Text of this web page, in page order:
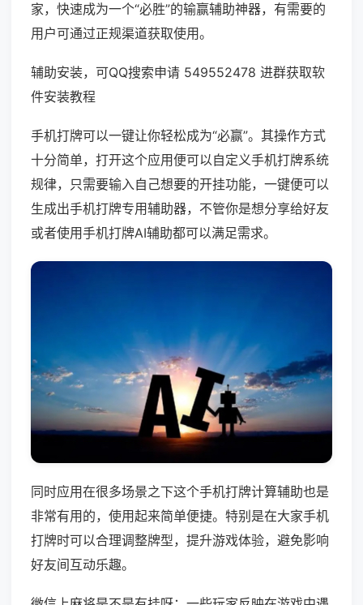
家，快速成为一个“必胜”的输赢辅助神器，有需要的
用户可通过正规渠道获取使用。
辅助安装，可QQ搜索申请 549552478 进群获取软
件安装教程
手机打牌可以一键让你轻松成为“必赢”。其操作方式
十分简单，打开这个应用便可以自定义手机打牌系统
规律，只需要输入自己想要的开挂功能，一键便可以
生成出手机打牌专用辅助器，不管你是想分享给好友
或者使用手机打牌AI辅助都可以满足需求。
同时应用在很多场景之下这个手机打牌计算辅助也是
非常有用的，使用起来简单便捷。特别是在大家手机
打牌时可以合理调整牌型，提升游戏体验，避免影响
好友间互动乐趣。